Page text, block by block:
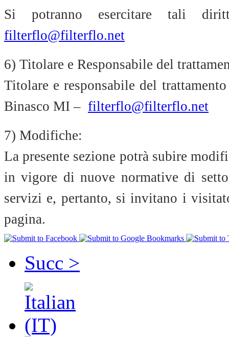
Si potranno esercitare tali
filterflo@filterflo.net
6) Titolare e Responsabile del
Titolare e responsabile del
Binasco MI – filterflo@filterflo.net
7) Modifiche:
La presente sezione potrà subire
in vigore di nuove normative di
servizi e, pertanto, si invitano i
pagina.
Succ >